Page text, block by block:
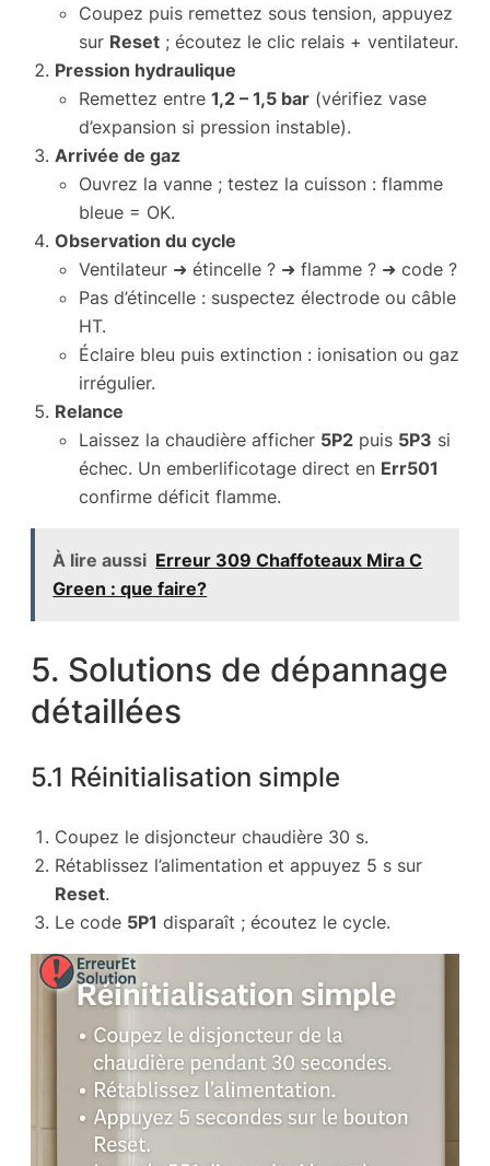
Coupez puis remettez sous tension, appuyez
sur Reset ; écoutez le clic relais + ventilateur.
Pression hydraulique
Remettez entre 1,2 – 1,5 bar (vérifiez vase
d’expansion si pression instable).
Arrivée de gaz
Ouvrez la vanne ; testez la cuisson : flamme
bleue = OK.
Observation du cycle
Ventilateur ➜ étincelle ? ➜ flamme ? ➜ code ?
Pas d’étincelle : suspectez électrode ou câble
HT.
Éclaire bleu puis extinction : ionisation ou gaz
irrégulier.
Relance
Laissez la chaudière afficher 5P2 puis 5P3 si
échec. Un emberlificotage direct en Err501
confirme déficit flamme.
À lire aussi Erreur 309 Chaffoteaux Mira C
Green : que faire?
5. Solutions de dépannage
détaillées
5.1 Réinitialisation simple
Coupez le disjoncteur chaudière 30 s.
Rétablissez l’alimentation et appuyez 5 s sur
Reset.
Le code 5P1 disparaît ; écoutez le cycle.